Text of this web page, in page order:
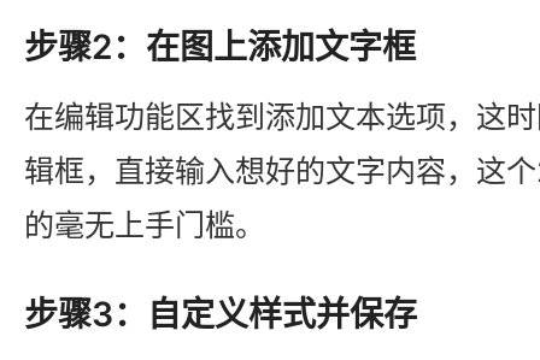
步骤2：在图上添加文字框
在编辑功能区找到添加文本选项，这
辑框，直接输入想好的文字内容，这
的毫无上手门槛。
步骤3：自定义样式并保存